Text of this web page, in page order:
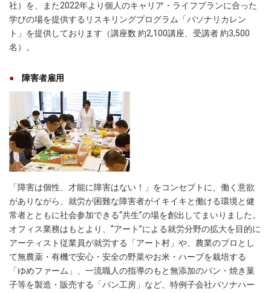
社）を、また2022年より個人のキャリア・ライフプランに合った
学びの場を提供するリスキリングプログラム「パソナリカレン
ト」を提供しております（講座数 約2,100講座、受講者 約3,500
名）。
障害者雇用
「障害は個性、才能に障害はない！」をコンセプトに、働く意欲
がありながら、就労が困難な障害者がイキイキと働ける環境と健
常者とともに社会参加できる“共生”の場を創出してまいりました。
オフィス業務はもとより、“アート”による就労分野の拡大を目的に
アーティスト従業員が就労する「アート村」や、農業のプロとし
て無農薬・有機で安心・安全の野菜やお米・ハーブを栽培する
「ゆめファーム」、一流職人の指導のもと無添加のパン・焼き菓
子等を製造・販売する「パン工房」など、特例子会社パソナハー